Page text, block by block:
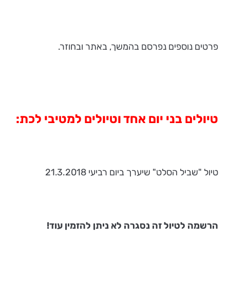
פרטים נוספים נפרסם בהמשך, באתר ובחוזר.
טיולים בני יום אחד וטיולים למטיבי לכת:
טיול "שביל הסלט" שיערך ביום רביעי 21.3.2018
הרשמה לטיול זה נסגרה לא ניתן להזמין עוד!